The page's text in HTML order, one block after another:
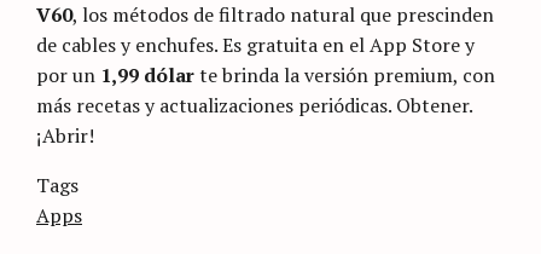
V60, los métodos de filtrado natural que prescinden
de cables y enchufes. Es gratuita en el App Store y
por un 1,99 dólarte brinda la versión premium, con
más recetas y actualizaciones periódicas. Obtener.
¡Abrir!
Categories
categoría
Tags
Apps